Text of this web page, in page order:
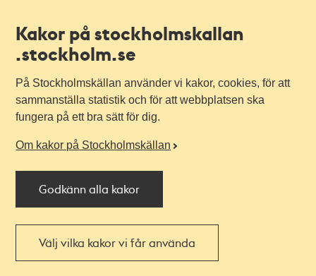
Kakor på stockholmskallan
.stockholm.se
På Stockholmskällan använder vi kakor, cookies, för att
sammanställa statistik och för att webbplatsen ska
fungera på ett bra sätt för dig.
Om kakor på Stockholmskällan
Godkänn alla kakor
Välj vilka kakor vi får använda